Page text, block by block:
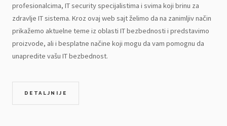
profesionalcima, IT security specijalistima i svima koji brinu za
zdravlje IT sistema. Kroz ovaj web sajt želimo da na zanimljiv način
prikažemo aktuelne teme iz oblasti IT bezbednosti i predstavimo
proizvode, ali i besplatne načine koji mogu da vam pomognu da
unapredite vašu IT bezbednost.
DETALJNIJE